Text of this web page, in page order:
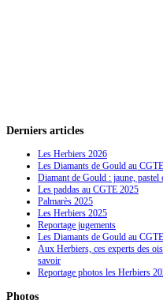
Derniers articles
Les Herbiers 2026
Les Diamants de Gould au
Diamant de Gould : jaune,
Les paddas au CGTE 2025
Palmarès 2025
Les Herbiers 2025
Reportage jugements
Les Diamants de Gould au
Aux Herbiers, ces experts des
savoir
Reportage photos les Herbiers
Photos